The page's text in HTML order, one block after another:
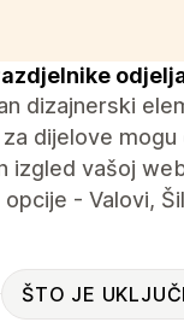
dizajnerski
dijelove mogu
izgled vašoj
- Valovi,
ŠTO JE